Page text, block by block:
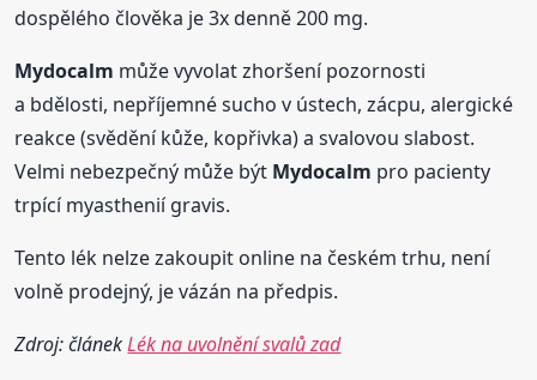
dospělého člověka je 3x denně 200 mg.
Mydocalm může vyvolat zhoršení pozornosti
a bdělosti, nepříjemné sucho v ústech, zácpu, alergické
reakce (svědění kůže, kopřivka) a svalovou slabost.
Velmi nebezpečný může být Mydocalm pro pacienty
trpící myasthenií gravis.
Tento lék nelze zakoupit online na českém trhu, není
volně prodejný, je vázán na předpis.
Zdroj: článekLék na uvolnění svalů zad